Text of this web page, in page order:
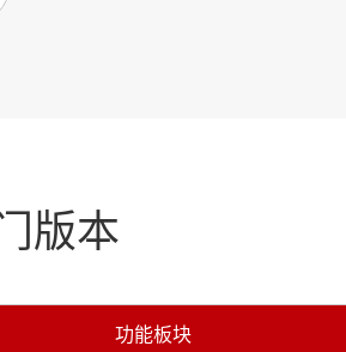
版本
功能板块